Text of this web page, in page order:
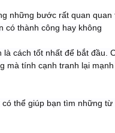
những bước rất quan quan
có thành công hay không
cách tốt nhất để bắt đầu.
mà tính cạnh tranh lại
thể giúp bạn tìm những từ